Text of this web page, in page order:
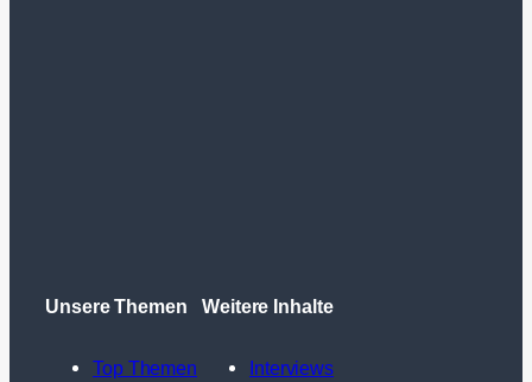
Unsere Themen
Top Themen
Weitere Inhalte
Interviews